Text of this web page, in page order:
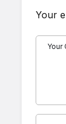
Your
Your